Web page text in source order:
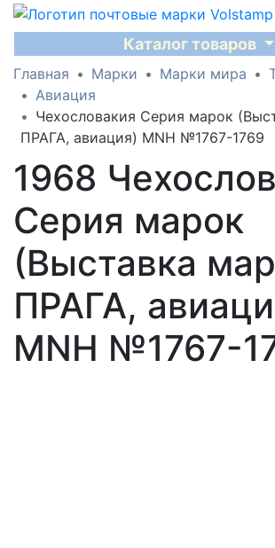
Каталог товаров
Главная Марки Марки мира
Авиация
Чехословакия Серия марок
ПРАГА, авиация) MNH №1767-1769
1968
Серия марок
(Выставка
ПРАГА,
MNH №1767-